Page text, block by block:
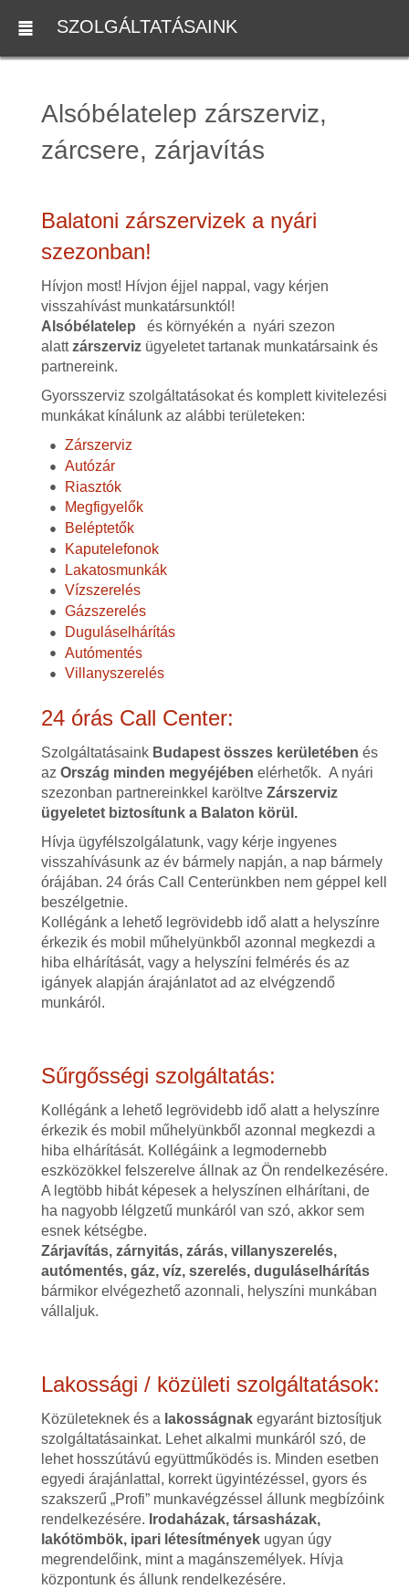
SZOLGÁLTATÁSAINK
Alsóbélatelep zárszerviz,
zárcsere, zárjavítás
Balatoni zárszervizek a nyári
szezonban!
Hívjon most! Hívjon éjjel nappal, vagy kérjen
visszahívást munkatársunktól!
Alsóbélatelep és környékén a nyári szezon
alattzárszervizügyeletet tartanak munkatársaink és
partnereink.
Gyorsszerviz szolgáltatásokat és komplett kivitelezési
munkákat kínálunk az alábbi területeken:
Zárszerviz
Autózár
Riasztók
Megfigyelők
Beléptetők
Kaputelefonok
Lakatosmunkák
Vízszerelés
Gázszerelés
Duguláselhárítás
Autómentés
Villanyszerelés
24 órás Call Center:
Szolgáltatásaink Budapest összes kerületében és
az Ország minden megyéjében elérhetők. A nyári
szezonban partnereinkkel karöltve Zárszerviz
ügyeletet biztosítunk a Balaton körül.
Hívja ügyfélszolgálatunk, vagy kérje ingyenes
visszahívásunk az év bármely napján, a nap bármely
órájában. 24 órás Call Centerünkben nem géppel kell
beszélgetnie.
Kollégánk a lehető legrövidebb idő alatt a helyszínre
érkezik és mobil műhelyünkből azonnal megkezdi a
hiba elhárítását, vagy a helyszíni felmérés és az
igányek alapján árajánlatot ad az elvégzendő
munkáról.
Sűrgősségi szolgáltatás:
Kollégánk a lehető legrövidebb idő alatt a helyszínre
érkezik és mobil műhelyünkből azonnal megkezdi a
hiba elhárítását. Kollégáink a legmodernebb
eszközökkel felszerelve állnak az Ön rendelkezésére.
A legtöbb hibát képesek a helyszínen elhárítani, de
ha nagyobb lélgzetű munkáról van szó, akkor sem
esnek kétségbe.
Zárjavítás, zárnyitás, zárás, villanyszerelés,
autómentés, gáz, víz, szerelés, duguláselhárítás
bármikor elvégezhető azonnali, helyszíni munkában
vállaljuk.
Lakossági / közületi szolgáltatások:
Közületeknek és a lakosságnakegyaránt biztosítjuk
szolgáltatásainkat. Lehet alkalmi munkáról szó, de
lehet hosszútávú együttműködés is. Minden esetben
egyedi árajánlattal, korrekt ügyintézéssel, gyors és
szakszerű „Profi” munkavégzéssel állunk megbízóink
rendelkezésére. Irodaházak, társasházak,
lakótömbök, ipari létesítményekugyan úgy
megrendelőink, mint a magánszemélyek. Hívja
központunk és állunk rendelkezésére.